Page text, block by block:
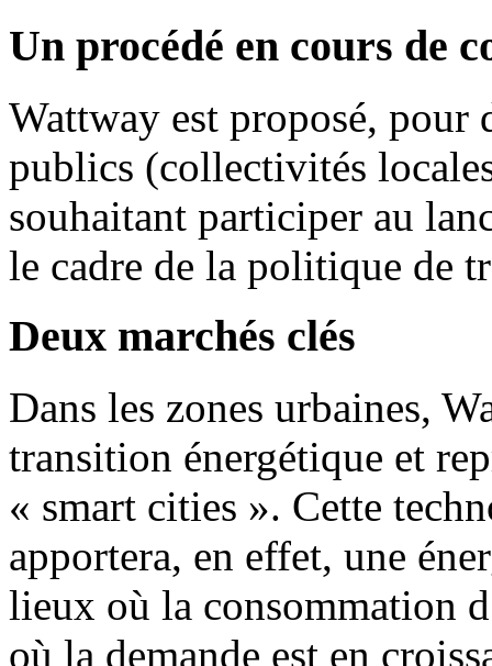
Un procédé en cours de
Wattway est proposé, pour
publics (collectivités
souhaitant participer au
le cadre de la politique de
Deux marchés clés
Dans les zones urbaines,
transition énergétique et
« smart cities ». Cette
apportera, en effet, une
lieux où la consommation
où la demande est en